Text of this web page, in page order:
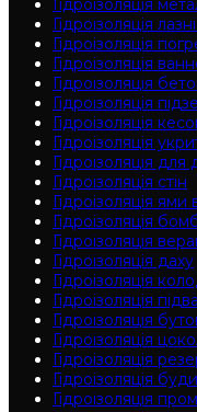
Гідроізоляція
Гідроізоляція
Гідроізоляція
Гідроізоляція
Гідроізоляція
Гідроізоляція
Гідроізоляція
Гідроізоляція
Гідроізоляція
Гідроізоляція стін
Гідроізоляція ями
Гідроізоляція
Гідроізоляція
Гідроізоляція даху
Гідроізоляція
Гідроізоляція
Гідроізоляція
Гідроізоляція
Гідроізоляція
Гідроізоляція
Гідроізоляція